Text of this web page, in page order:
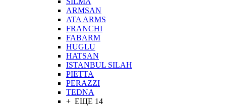
ARMSAN
ATA ARMS
FRANCHI
FABARM
HUGLU
HATSAN
ISTANBUL SILAH
PIETTA
PERAZZI
TEDNA
+ ЕЩЕ 14